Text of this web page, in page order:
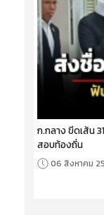
ก.กลาง ขีดเส้น
สอบท้องถิ่น
06 สิงหาคม